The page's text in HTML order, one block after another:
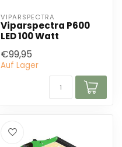
VIPARSPECTRA
Viparspectra P600
LED 100 Watt
€99,95
Auf Lager